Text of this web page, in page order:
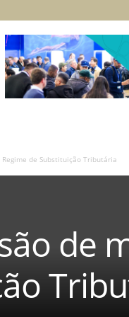
de Substituição Tributária
de